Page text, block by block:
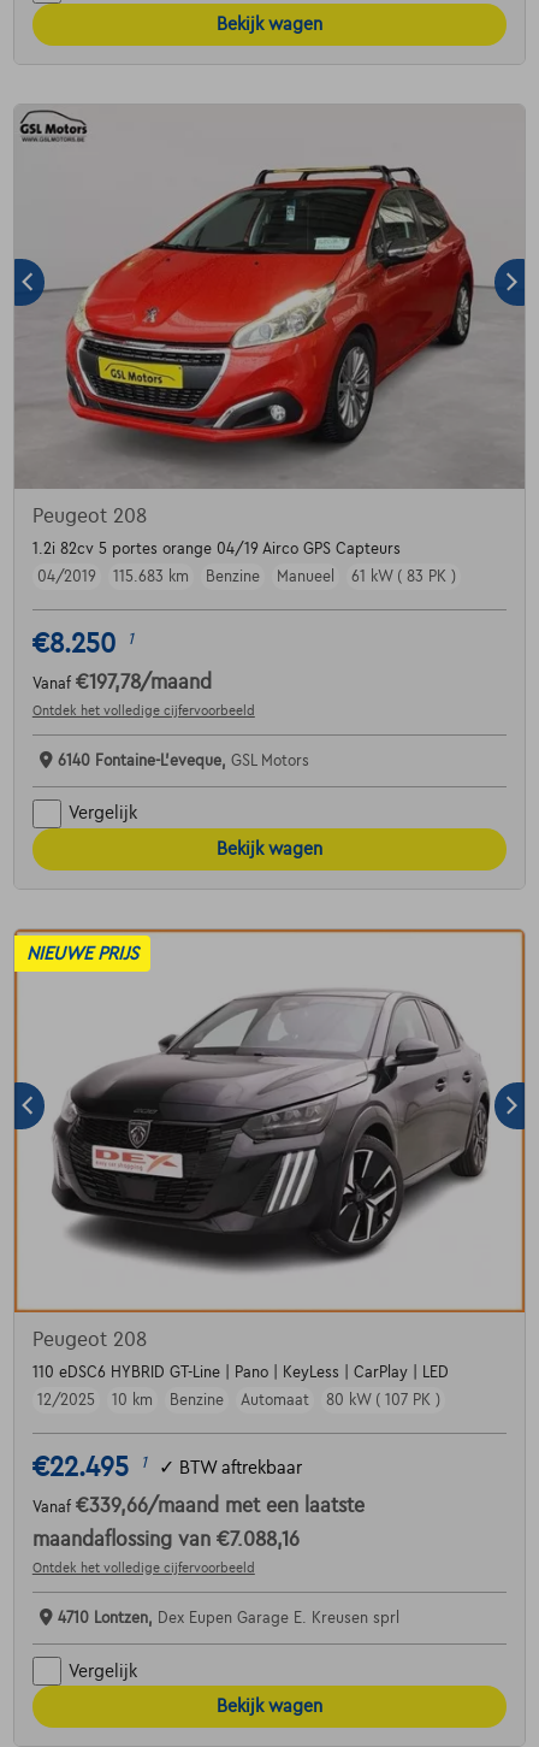
Bekijk wagen
Peugeot 208
1.2i 82cv 5 portes orange 04/19 Airco GPS Capteurs
04/2019
115.683 km Benzine Manueel 61 kW ( 83 PK )
€8.250 1
Vanaf €197,78/maand
Ontdek het volledige cijfervoorbeeld
6140 Fontaine-L'eveque, GSL Motors
Vergelijk
Bekijk wagen
NIEUWE PRIJS
Peugeot 208
110 eDSC6 HYBRID GT-Line | Pano | KeyLess | CarPlay | LED
12/2025
10 km Benzine Automaat 80 kW ( 107 PK )
€22.495 1 ✓ BTW aftrekbaar
Vanaf €339,66/maand met een laatste
maandaflossing van €7.088,16
Ontdek het volledige cijfervoorbeeld
4710 Lontzen, Dex Eupen Garage E. Kreusen sprl
Vergelijk
Bekijk wagen